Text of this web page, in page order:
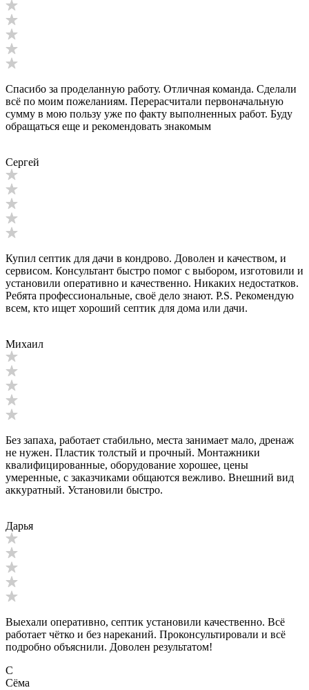
Спасибо за проделанную работу. Отличная команда. Сделали
всё по моим пожеланиям. Перерасчитали первоначальную
сумму в мою пользу уже по факту выполненных работ. Буду
обращаться еще и рекомендовать знакомым
Сергей
Купил септик для дачи в кондрово. Доволен и качеством, и
сервисом. Консультант быстро помог с выбором, изготовили и
установили оперативно и качественно. Никаких недостатков.
Ребята профессиональные, своё дело знают. P.S. Рекомендую
всем, кто ищет хороший септик для дома или дачи.
Михаил
Без запаха, работает стабильно, места занимает мало, дренаж
не нужен. Пластик толстый и прочный. Монтажники
квалифицированные, оборудование хорошее, цены
умеренные, с заказчиками общаются вежливо. Внешний вид
аккуратный. Установили быстро.
Дарья
Выехали оперативно, септик установили качественно. Всё
работает чётко и без нареканий. Проконсультировали и всё
подробно объяснили. Доволен результатом!
С
Сёма